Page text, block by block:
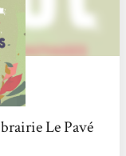
Le Pavé